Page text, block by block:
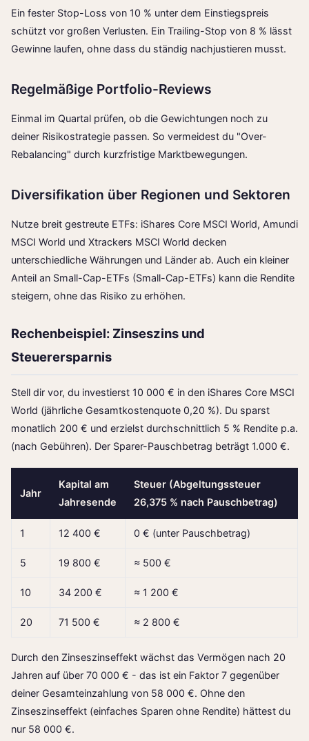
Ein fester Stop-Loss von 10 % unter dem Einstiegspreis
schützt vor großen Verlusten. Ein Trailing-Stop von 8 % lässt
Gewinne laufen, ohne dass du ständig nachjustieren musst.
Regelmäßige Portfolio-Reviews
Einmal im Quartal prüfen, ob die Gewichtungen noch zu
deiner Risikostrategie passen. So vermeidest du "Over-
Rebalancing" durch kurzfristige Marktbewegungen.
Diversifikation über Regionen und Sektoren
Nutze breit gestreute ETFs: iShares Core MSCI World, Amundi
MSCI World und Xtrackers MSCI World decken
unterschiedliche Währungen und Länder ab. Auch ein kleiner
Anteil an Small-Cap-ETFs (Small-Cap-ETFs) kann die Rendite
steigern, ohne das Risiko zu erhöhen.
Rechenbeispiel: Zinseszins und
Steuerersparnis
Stell dir vor, du investierst 10 000 € in den iShares Core MSCI
World (jährliche Gesamtkostenquote 0,20 %). Du sparst
monatlich 200 € und erzielst durchschnittlich 5 % Rendite p.a.
(nach Gebühren). Der Sparer-Pauschbetrag beträgt 1.000 €.
Jahr
Kapital am
Jahresende
Steuer (Abgeltungssteuer
26,375 % nach Pauschbetrag)
1 12 400 € 0 € (unter Pauschbetrag)
5 19 800 € ≈ 500 €
10 34 200 € ≈ 1 200 €
20 71 500 € ≈ 2 800 €
Durch den Zinseszinseffekt wächst das Vermögen nach 20
Jahren auf über 70 000 € - das ist ein Faktor 7 gegenüber
deiner Gesamteinzahlung von 58 000 €. Ohne den
Zinseszinseffekt (einfaches Sparen ohne Rendite) hättest du
nur 58 000 €.